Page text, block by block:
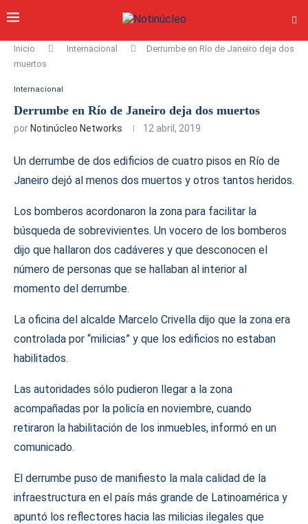
Inicio Internacional
Derrumbe en Río de Janeiro deja dos
muertos
Internacional
Derrumbe en Río de Janeiro deja dos muertos
por Notinúcleo Networks 12 abril, 2019
Un derrumbe de dos edificios de cuatro pisos en Río de
Janeiro dejó al menos dos muertos y otros tantos heridos.
Los bomberos acordonaron la zona para facilitar la
búsqueda de sobrevivientes. Un vocero de los bomberos
dijo que hallaron dos cadáveres y que desconocen el
número de personas que se hallaban al interior al
momento del derrumbe.
La oficina del alcalde Marcelo Crivella dijo que la zona era
controlada por “milicias” y que los edificios no estaban
habilitados.
Las autoridades sólo pudieron llegar a la zona
acompañadas por la policía en noviembre, cuando
retiraron la habilitación de los inmuebles, informó en un
comunicado.
El derrumbe puso de manifiesto la mala calidad de la
infraestructura en el país más grande de Latinoamérica y
apuntó los reflectores hacia las milicias ilegales que